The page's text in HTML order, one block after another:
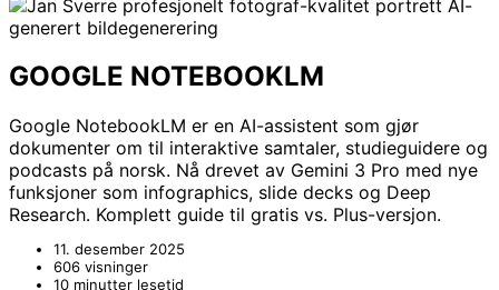
GOOGLE NOTEBOOKLM
Google NotebookLM er en AI-assistent som gjør
dokumenter om til interaktive samtaler, studieguidere og
podcasts på norsk. Nå drevet av Gemini 3 Pro med nye
funksjoner som infographics, slide decks og Deep
Research. Komplett guide til gratis vs. Plus-versjon.
11. desember 2025
606 visninger
10 minutter lesetid